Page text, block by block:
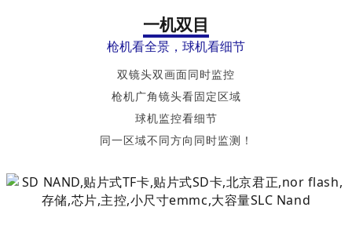
一机双目
枪机看全景，球机看细节
双镜头双画面同时监控
枪机广角镜头看固定区域
球机监控看细节
同一区域不同方向同时监测！